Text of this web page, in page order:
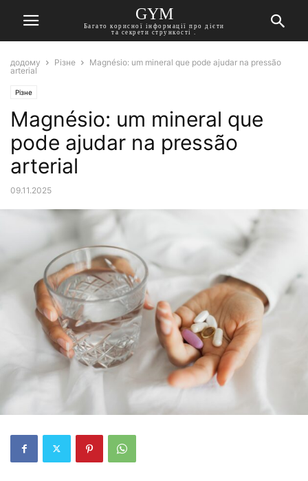
GYM
Багато корисної інформації про дієти
та секрети стрункості .
додому Різне
Magnésio: um mineral que pode ajudar na pressão
arterial
Різне
Magnésio: um mineral que
pode ajudar na pressão
arterial
09.11.2025